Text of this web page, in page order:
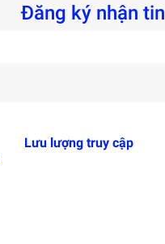
Đăng ký nhận tin
Lưu lượng truy cập